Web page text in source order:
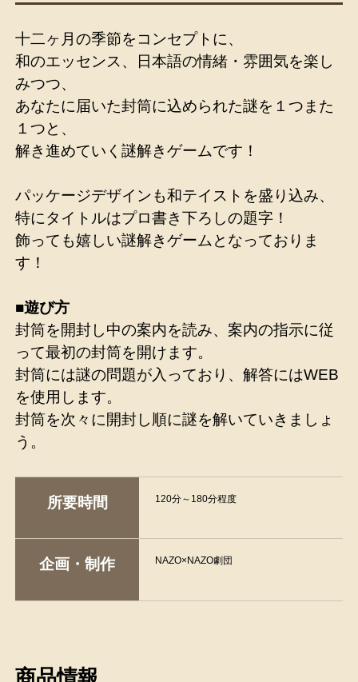
十二ヶ月の季節をコンセプトに、
和のエッセンス、日本語の情緒・雰囲気を楽し
みつつ、
あなたに届いた封筒に込められた謎を１つまた
１つと、
解き進めていく謎解きゲームです！
パッケージデザインも和テイストを盛り込み、
特にタイトルはプロ書き下ろしの題字！
飾っても嬉しい謎解きゲームとなっておりま
す！
■遊び方
封筒を開封し中の案内を読み、案内の指示に従
って最初の封筒を開けます。
封筒には謎の問題が入っており、解答にはWEB
を使用します。
封筒を次々に開封し順に謎を解いていきましょ
う。
所要時間 120分～180分程度
企画・制作 NAZO×NAZO劇団